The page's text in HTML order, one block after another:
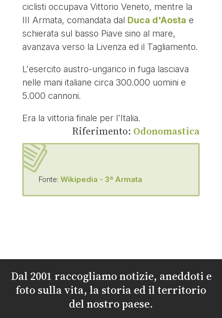
ciclisti occupava Vittorio Veneto, mentre la
III Armata, comandata dal Duca d'Aosta e
schierata sul basso Piave sino al mare,
avanzava verso la Livenza ed il Tagliamento.
L'esercito austro-ungarico in fuga lasciava
nelle mani italiane circa 300.000 uomini e
5.000 cannoni.
Era la vittoria finale per l'Italia.
Riferimento: Odonomastica
Fonte: Wikipedia - 3ª Armata
Dal 2001 raccogliamo notizie, aneddoti e
foto sulla vita, la storia ed il territorio
del nostro paese.